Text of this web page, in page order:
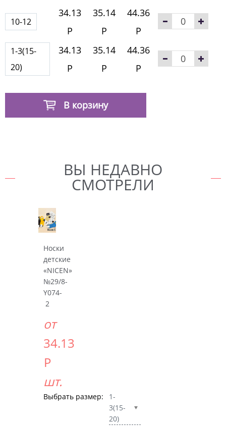
10-12
34.13
Р
35.14
Р
44.36
Р
1-3(15-
20)
34.13
Р
35.14
Р
44.36
Р
В корзину
ВЫ НЕДАВНО
СМОТРЕЛИ
Носки
детские
«NICEN»
№29/8-
Y074-
2
от
34.13
Р
шт.
Выбрать размер:
1-
3(15-
20)